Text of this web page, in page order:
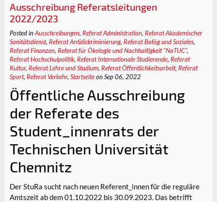
Ausschreibung Referatsleitungen
2022/2023
Posted inAusschreibungen, Referat Administration, Referat Akademischer
Sanitätsdienst, Referat Antidiskriminierung, Referat Bafög und Soziales,
Referat Finanzen, Referat für Ökologie und Nachhaltigkeit "NaTUC",
Referat Hochschulpolitik, Referat Internationale Studierende, Referat
Kultur, Referat Lehre und Studium, Referat Öffentlichkeitsarbeit, Referat
Sport, Referat Verkehr, Startseiteon Sep 06, 2022
Öffentliche Ausschreibung
der Referate des
Student_innenrats der
Technischen Universität
Chemnitz
Der StuRa sucht nach neuen Referent_innen für die reguläre
Amtszeit ab dem 01.10.2022 bis 30.09.2023. Das betrifft